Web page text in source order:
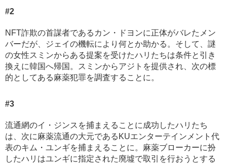
#2
NFT詐欺の首謀者であるカン・ドヨンに正体がバレたメン
バーだが、ジェイの機転により何とか助かる。そして、謎
の女性スミンからある提案を受けたハリたちは条件と引き
換えに韓国へ帰国。スミンからアジトを提供され、次の標
的としてある麻薬犯罪を調査することに。
#3
流通網のイ・ジンスを捕まえることに成功したハリたち
は、次に麻薬流通の大元であるKUエンターテインメント代
表のキム・ユンギを捕まえることに。麻薬ブローカーに扮
したハリはユンギに指定された廃墟で取引を行おうとする